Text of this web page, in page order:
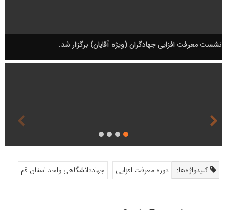
نشست معرفت افزایی جهادگران (ویژه آقایان) برگزار شد.
کلیدواژه‌ها: دوره معرفت افزایی جهاددانشگاهی واحد استان قم